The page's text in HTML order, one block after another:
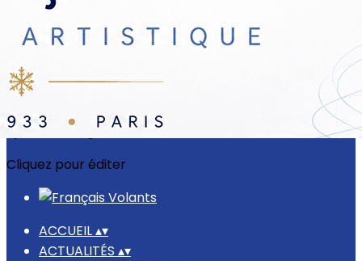
Ajoutez un logo, un bouton, des réseaux sociaux
Cliquez pour éditer
ACCUEIL▴▾
ACTUALITÉS ▴▾